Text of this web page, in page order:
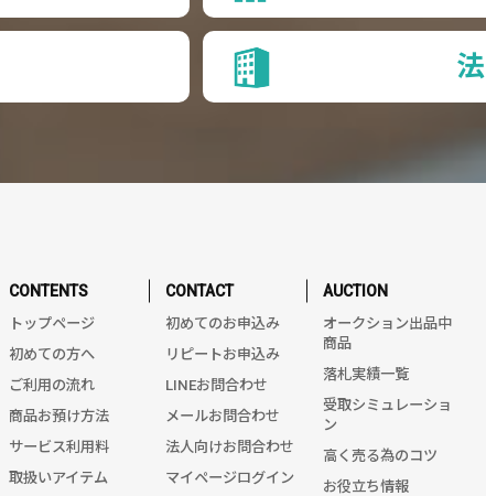
CONTENTS
トップページ
初めての方へ
ご利用の流れ
商品お預け方法
サービス利用料
取扱いアイテム
CONTACT
初めてのお申込み
リピートお申込み
LINEお問合わせ
メールお問合わせ
法人向けお問合わせ
マイページログイン
AUCTION
オークション出品中
商品
落札実績一覧
受取シミュレーショ
ン
高く売る為のコツ
お役立ち情報